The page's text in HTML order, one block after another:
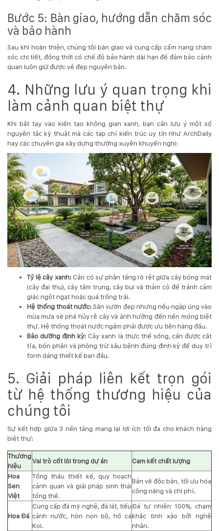
Bước 5: Bàn giao, hướng dẫn chăm sóc
và bảo hành
Sau khi hoàn thiện, chúng tôi bàn giao và cung cấp cẩm nang chăm
sóc chi tiết, đồng thời có chế độ bảo hành dài hạn để đảm bảo cảnh
quan luôn giữ được vẻ đẹp nguyên bản.
4. Những lưu ý quan trọng khi
làm cảnh quan biệt thự
Khi bắt tay vào kiến tạo không gian xanh, bạn cần lưu ý một số
nguyên tắc kỹ thuật mà các tạp chí kiến trúc uy tín như ArchDaily
hay các chuyên gia xây dựng thường xuyên khuyến nghị:
Tỷ lệ cây xanh:Cần có sự phân tầng rõ rệt giữa cây bóng mát
(cây đại thụ), cây tầm trung, cây bụi và thảm cỏ để tránh cảm
giác ngột ngạt hoặc quá trống trải.
Hệ thống thoát nước:Sân vườn đẹp nhưng nếu ngập úng vào
mùa mưa sẽ phá hủy rễ cây và ảnh hưởng đến nền móng biệt
thự. Hệ thống thoát nước ngầm phải được ưu tiên hàng đầu.
Bảo dưỡng định kỳ: Cây xanh là thực thể sống, cần được cắt
tỉa, bón phân và phòng trừ sâu bệnh đúng định kỳ để duy trì
form dáng thiết kế ban đầu.
5. Giải pháp liên kết trọn gói
từ hệ thống thương hiệu của
chúng tôi
Sự kết hợp giữa 3 nền tảng mang lại lợi ích tối đa cho khách hàng
biệt thự:
Thương
hiệu
Vai trò cốt lõi trong dự án
Cam kết chất lượng
Hoa
Sen
Việt
Tổng thầu thiết kế, quy hoạch
cảnh quan và giải pháp sinh thái
tổng thể.
Bản vẽ độc bản, tối ưu hóa
công năng và chi phí.
Hoa Đá
Cung cấp đá mỹ nghệ, đá lát, tiểu
cảnh nước, hòn non bộ, hồ cá
Koi.
Đá tự nhiên 100%, chạm
khắc tinh xảo bởi nghệ
nhân.